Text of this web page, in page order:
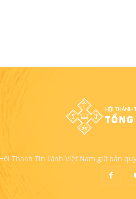
Thánh Tin Lành Việt Nam giữ bản